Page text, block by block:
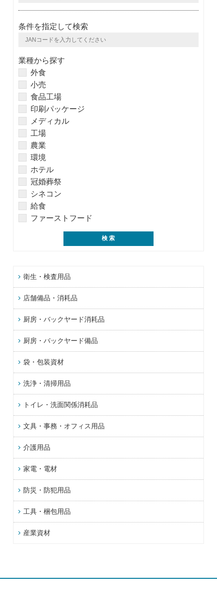
条件を指定して検索
業種から探す
外食
小売
食品工場
印刷パッケージ
メディカル
工場
農業
環境
ホテル
冠婚葬祭
シネコン
給食
ファーストフード
衛生・検査用品
店舗備品・消耗品
厨房・バックヤード消耗品
厨房・バックヤード備品
袋・包装資材
洗浄・清掃用品
トイレ・洗面関係消耗品
文具・事務・オフィス用品
介護用品
家電・電材
防災・防犯用品
工具・梱包用品
産業資材